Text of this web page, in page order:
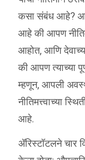
कसा संबंध आहे?
आहे की आपण
आहोत, आणि
की आपण त्याच्या
म्हणून, आपली
नीतिमत्त्वाच्या
आहे.
ॲरिस्टॉटलने चार